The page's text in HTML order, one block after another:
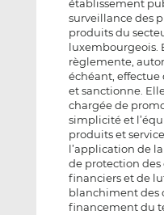
établissement
surveillance des
produits du
luxembourgeois.
règlemente,
échéant, effectue
et sanctionne.
chargée de
simplicité et
produits et
l’application de
de protection
financiers et de
blanchiment des
financement du